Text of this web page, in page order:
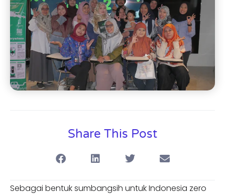
Share This Post
Sebagai bentuk sumbangsih untuk Indonesia zero